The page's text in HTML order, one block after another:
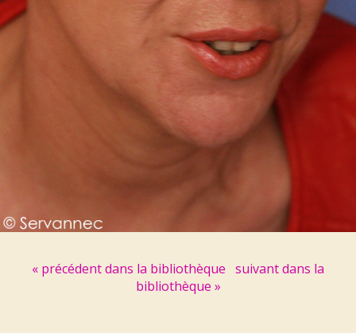
« précédent dans la bibliothèque suivant dans la
bibliothèque »